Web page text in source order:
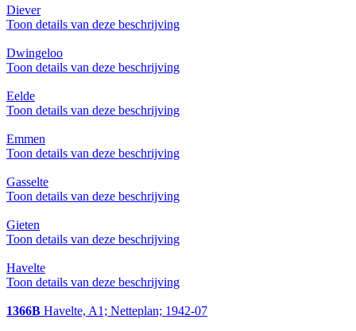
Diever
Toon details van deze beschrijving
Dwingeloo
Toon details van deze beschrijving
Eelde
Toon details van deze beschrijving
Emmen
Toon details van deze beschrijving
Gasselte
Toon details van deze beschrijving
Gieten
Toon details van deze beschrijving
Havelte
Toon details van deze beschrijving
1366B Havelte, A1; Netteplan; 1942-07